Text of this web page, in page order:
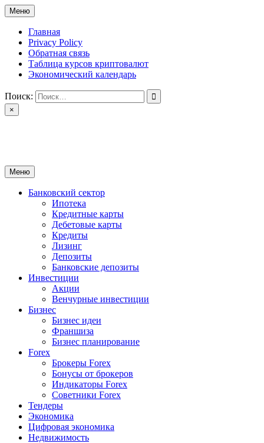
Перейти
к
содержимому
Меню
Главная
Privacy Policy
Обратная связь
Таблица курсов криптовалют
Экономический календарь
Поиск:
×
Меню
Банковский сектор
Ипотека
Кредитные карты
Дебетовые карты
Кредиты
Лизинг
Депозиты
Банковские депозиты
Инвестиции
Акции
Венчурные инвестиции
Бизнес
Бизнес идеи
Франшиза
Бизнес планирование
Forex
Брокеры Forex
Бонусы от брокеров
Индикаторы Forex
Советники Forex
Тендеры
Экономика
Цифровая экономика
Недвижимость